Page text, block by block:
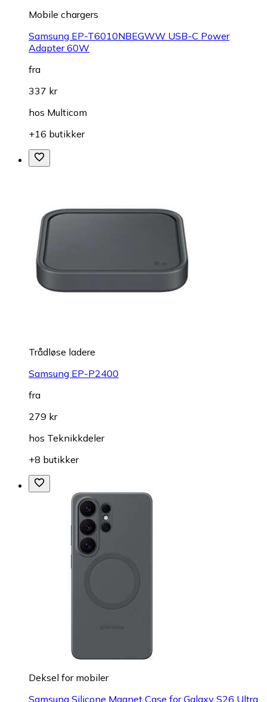
Mobile chargers
Samsung EP-T6010NBEGWW USB-C Power
Adapter 60W
fra
337 kr
hos Multicom
+16 butikker
Trådløse ladere
Samsung EP-P2400
fra
279 kr
hos Teknikkdeler
+8 butikker
Deksel for mobiler
Samsung Silicone Magnet Case for Galaxy S26 Ultra